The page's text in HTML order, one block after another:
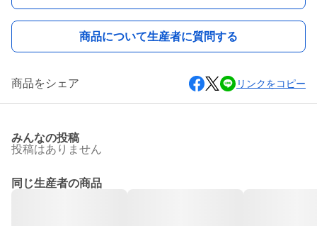
商品について生産者に質問する
商品をシェア リンクをコピー
みんなの投稿
投稿はありません
同じ生産者の商品